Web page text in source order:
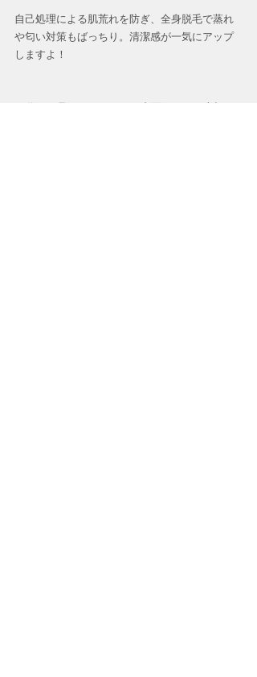
自己処理による肌荒れを防ぎ、全身脱毛で蒸れ
や匂い対策もばっちり。清潔感が一気にアップ
しますよ！